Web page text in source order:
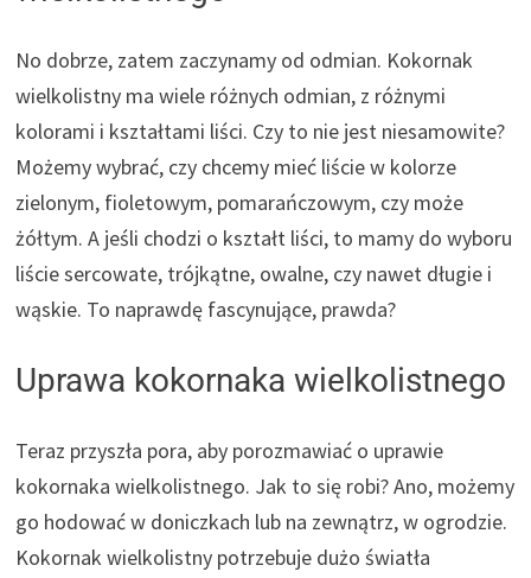
No dobrze, zatem zaczynamy od odmian. Kokornak
wielkolistny ma wiele różnych odmian, z różnymi
kolorami i kształtami liści. Czy to nie jest niesamowite?
Możemy wybrać, czy chcemy mieć liście w kolorze
zielonym, fioletowym, pomarańczowym, czy może
żółtym. A jeśli chodzi o kształt liści, to mamy do wyboru
liście sercowate, trójkątne, owalne, czy nawet długie i
wąskie. To naprawdę fascynujące, prawda?
Uprawa kokornaka wielkolistnego
Teraz przyszła pora, aby porozmawiać o uprawie
kokornaka wielkolistnego. Jak to się robi? Ano, możemy
go hodować w doniczkach lub na zewnątrz, w ogrodzie.
Kokornak wielkolistny potrzebuje dużo światła